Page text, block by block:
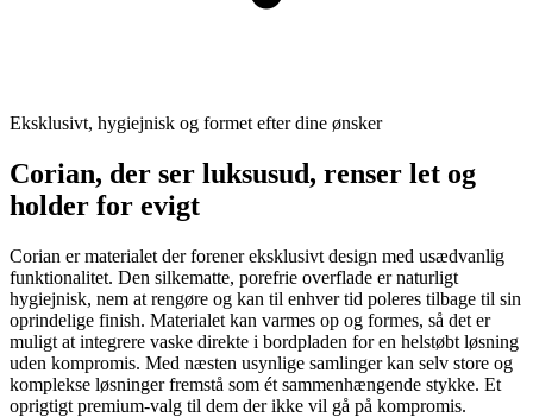
Eksklusivt, hygiejnisk og formet efter dine ønsker
Corian, der ser luksusud, renser let og
holder for evigt
Corian er materialet der forener eksklusivt design med usædvanlig
funktionalitet. Den silkematte, porefrie overflade er naturligt
hygiejnisk, nem at rengøre og kan til enhver tid poleres tilbage til sin
oprindelige finish. Materialet kan varmes op og formes, så det er
muligt at integrere vaske direkte i bordpladen for en helstøbt løsning
uden kompromis. Med næsten usynlige samlinger kan selv store og
komplekse løsninger fremstå som ét sammenhængende stykke. Et
oprigtigt premium-valg til dem der ikke vil gå på kompromis.